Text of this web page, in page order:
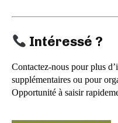
Intéressé ?
Contactez-nous pour plus
supplémentaires ou pour
Opportunité à saisir